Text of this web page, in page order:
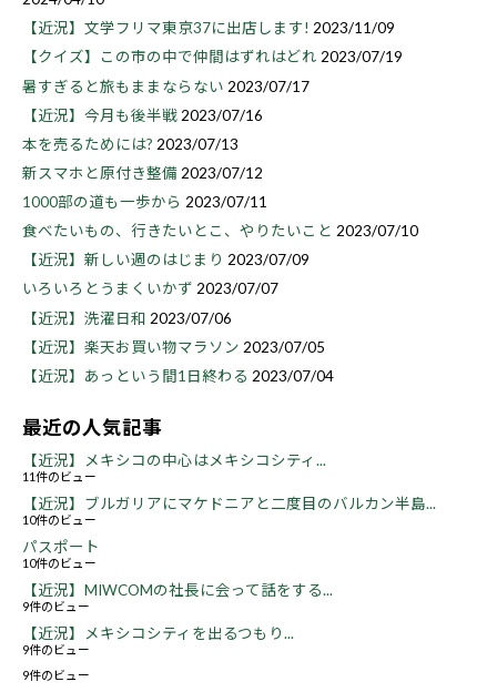
【近況】文学フリマ東京37に出店します! 2023/11/09
【クイズ】この市の中で仲間はずれはどれ 2023/07/19
暑すぎると旅もままならない 2023/07/17
【近況】今月も後半戦 2023/07/16
本を売るためには? 2023/07/13
新スマホと原付き整備 2023/07/12
1000部の道も一歩から 2023/07/11
食べたいもの、行きたいとこ、やりたいこと 2023/07/10
【近況】新しい週のはじまり 2023/07/09
いろいろとうまくいかず 2023/07/07
【近況】洗濯日和 2023/07/06
【近況】楽天お買い物マラソン 2023/07/05
【近況】あっという間1日終わる 2023/07/04
最近の人気記事
【近況】メキシコの中心はメキシコシティ...
11件のビュー
【近況】ブルガリアにマケドニアと二度目のバルカン半島...
10件のビュー
パスポート
10件のビュー
【近況】MIWCOMの社長に会って話をする...
9件のビュー
【近況】メキシコシティを出るつもり...
9件のビュー
9件のビュー